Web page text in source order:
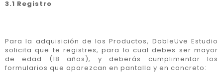
3.1 Registro
Para la adquisición de los Productos, DobleUve Estudio
solicita que te registres, para lo cual debes ser mayor
de edad (18 años), y deberás cumplimentar los
formularios que aparezcan en pantalla y en concreto: